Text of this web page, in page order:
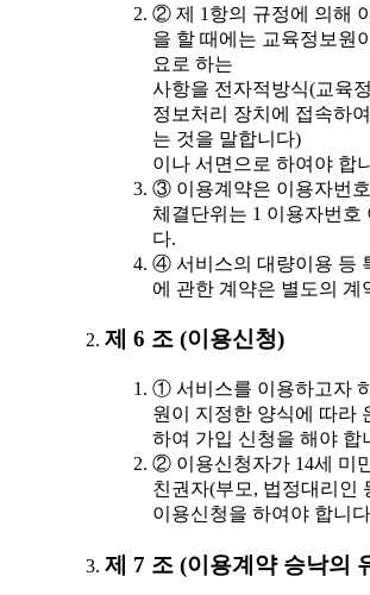
② 제 1항의 규정에 의해
을 할 때에는 교육정보원
요로 하는
사항을 전자적방식(교육
정보처리 장치에 접속하
는 것을 말합니다)
이나 서면으로 하여야 합
③ 이용계약은 이용자번
체결단위는 1 이용자번호
다.
④ 서비스의 대량이용 등
에 관한 계약은 별도의 계
제 6 조 (이용신청)
① 서비스를 이용하고자
원이 지정한 양식에 따라
하여 가입 신청을 해야 합
② 이용신청자가 14세 미
친권자(부모, 법정대리인
이용신청을 하여야 합니
제 7 조 (이용계약 승낙의